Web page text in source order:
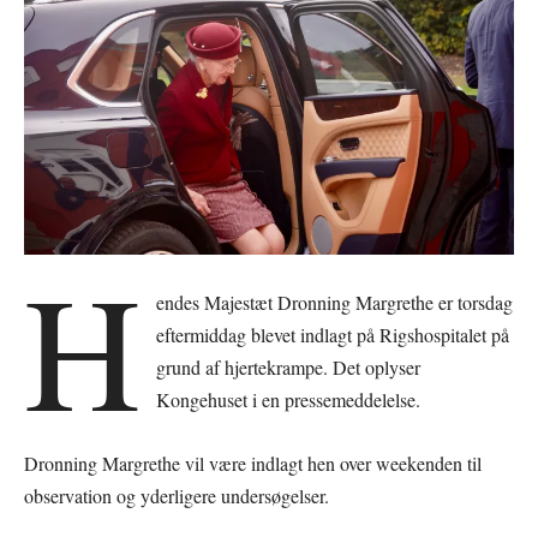
H
endes Majestæt Dronning Margrethe er torsdag
eftermiddag blevet indlagt på Rigshospitalet på
grund af hjertekrampe. Det oplyser
Kongehuset i en pressemeddelelse.
Dronning Margrethe vil være indlagt hen over weekenden til
observation og yderligere undersøgelser.